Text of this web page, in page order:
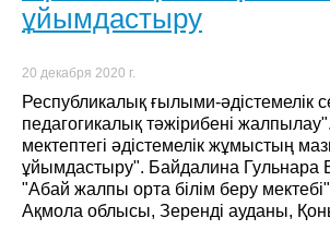
ұйымдастыру
20 декабря 2020 г.
Республикалық ғылыми-әдістемелік
педагогикалық тәжірибені
мектептегі әдістемелік жұмыстың
ұйымдастыру". Байдалина Гульнара
"Абай жалпы орта білім беру
Ақмола облысы, Зеренді ауданы,